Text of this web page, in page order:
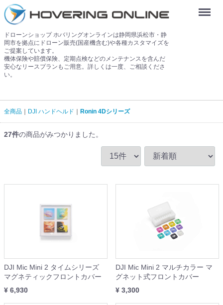
ドローンショップ ホバリングオンラインは静岡県浜松市・静
岡市を拠点にドローン販売(国産機含む)や各種カスタマイズを
ご提案しています。
機体保険や賠償保険、定期点検などのメンテナンスを含んだ
安心なリースプランもご用意。詳しくは一度、ご相談くださ
い。
Menu
全商品 DJI ハンドヘルド Ronin 4Dシリーズ
27件の商品がみつかりました。
DJI Mic Mini 2 タイムシリーズ
マグネティックフロントカバー
¥ 6,930
DJI Mic Mini 2 マルチカラー マ
グネット式フロントカバー
¥ 3,300